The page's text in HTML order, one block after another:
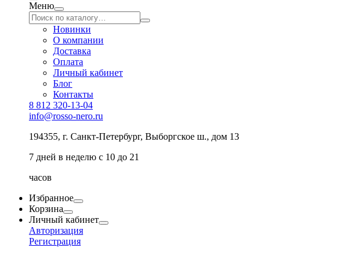
Меню
Новинки
О компании
Доставка
Оплата
Личный кабинет
Блог
Контакты
8 812 320-13-04
info@rosso-nero.ru
194355, г. Санкт-Петербург, Выборгское ш., дом 13
7 дней в неделю с 10 до 21
часов
Избранное
Корзина
Личный кабинет
Авторизация
Регистрация